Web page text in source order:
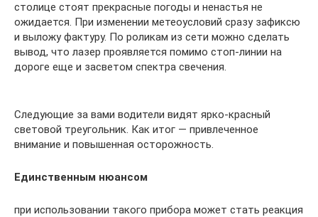
столице стоят прекрасные погоды и ненастья не
ожидается. При изменении метеоусловий сразу зафиксю
и выложу фактуру. По роликам из сети можно сделать
вывод, что лазер проявляется помимо стоп-линии на
дороге еще и засветом спектра свечения.
Следующие за вами водители видят ярко-красный
световой треугольник. Как итог — привлеченное
внимание и повышенная осторожность.
Единственным нюансом
при использовании такого прибора может стать реакция